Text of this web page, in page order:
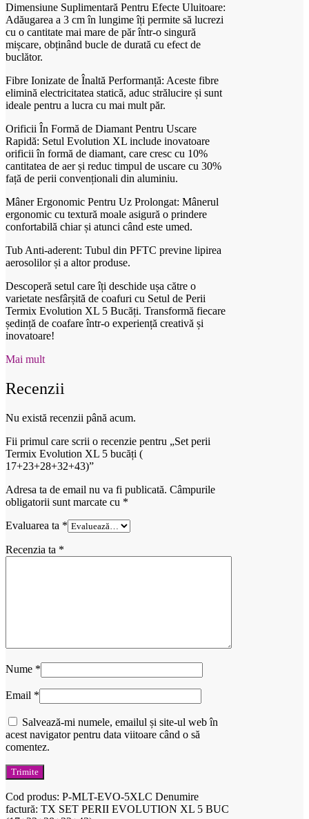
Dimensiune Suplimentară Pentru Efecte Uluitoare:
Adăugarea a 3 cm în lungime îți permite să lucrezi
cu o cantitate mai mare de păr într-o singură
mișcare, obținând bucle de durată cu efect de
buclător.
Fibre Ionizate de Înaltă Performanță: Aceste fibre
elimină electricitatea statică, aduc strălucire și sunt
ideale pentru a lucra cu mai mult păr.
Orificii În Formă de Diamant Pentru Uscare
Rapidă: Setul Evolution XL include inovatoare
orificii în formă de diamant, care cresc cu 10%
cantitatea de aer și reduc timpul de uscare cu 30%
față de perii convenționali din aluminiu.
Mâner Ergonomic Pentru Uz Prolongat: Mânerul
ergonomic cu textură moale asigură o prindere
confortabilă chiar și atunci când este umed.
Tub Anti-aderent: Tubul din PFTC previne lipirea
aerosolilor și a altor produse.
Descoperă setul care îți deschide ușa către o
varietate nesfârșită de coafuri cu Setul de Perii
Termix Evolution XL 5 Bucăți. Transformă fiecare
ședință de coafare într-o experiență creativă și
inovatoare!
Mai mult
Recenzii
Nu există recenzii până acum.
Fii primul care scrii o recenzie pentru „Set perii
Termix Evolution XL 5 bucăți (
17+23+28+32+43)”
Adresa ta de email nu va fi publicată. Câmpurile
obligatorii sunt marcate cu *
Evaluarea ta *
Recenzia ta *
Nume *
Email *
Salvează-mi numele, emailul și site-ul web în
acest navigator pentru data viitoare când o să
comentez.
Cod produs: P-MLT-EVO-5XLC Denumire
factură: TX SET PERII EVOLUTION XL 5 BUC